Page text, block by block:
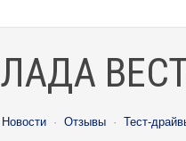
ЛАДА
Новости · Отзывы · Тест-